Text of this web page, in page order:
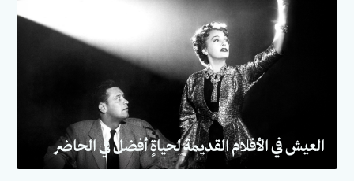
العيش في الأفلام القديمة لحياةٍ أفضل في الحاضر